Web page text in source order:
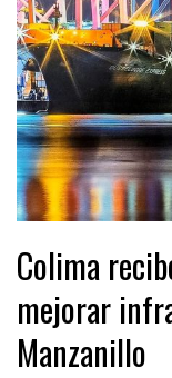
Colima
mejorar
Manzanillo